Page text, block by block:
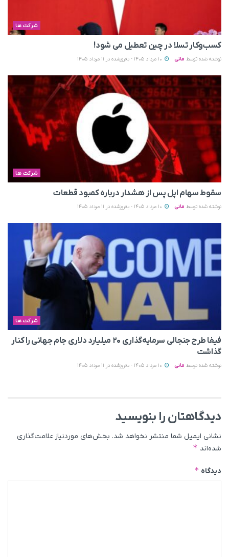
شرکت ها
کسب‌وکار تسلا در چین تعطیل می‌ شود!
نوشته شده توسط مانی
شرکت ها
سقوط سهام اپل پس از هشدار درباره کمبود قطعات
نوشته شده توسط مانی
شرکت ها
فیفا طرح جنجالی سرمایه‌گذاری ۲۰ میلیارد دلاری جام جهانی را کنار
گذاشت
نوشته شده توسط مانی
دیدگاهتان را بنویسید
نشانی ایمیل شما منتشر نخواهد شد. بخش‌های موردنیاز علامت‌گذاری
شده‌اند *
دیدگاه *